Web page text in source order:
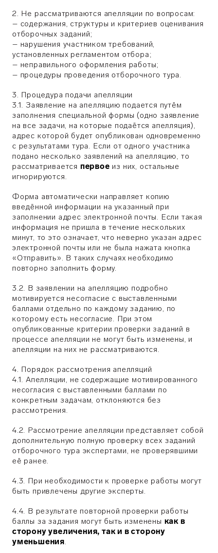
2. Не рассматриваются апелляции по вопросам:
– содержания, структуры и критериев оценивания
отборочных заданий;
– нарушения участником требований,
установленных регламентом отбора;
– неправильного оформления работы;
– процедуры проведения отборочного тура.
3. Процедура подачи апелляции
3.1. Заявление на апелляцию подается путём
заполнения специальной формы (одно заявление
на все задачи, на которые подаётся апелляция),
адрес которой будет опубликован одновременно
с результатами тура. Если от одного участника
подано несколько заявлений на апелляцию, то
рассматривается первое из них, остальные
игнорируются.
Форма автоматически направляет копию
введённой информации на указанный при
заполнении адрес электронной почты. Если такая
информация не пришла в течение нескольких
минут, то это означает, что неверно указан адрес
электронной почты или не была нажата кнопка
«Отправить». В таких случаях необходимо
повторно заполнить форму.
3.2. В заявлении на апелляцию подробно
мотивируется несогласие с выставленными
баллами отдельно по каждому заданию, по
которому есть несогласие. При этом
опубликованные критерии проверки заданий в
процессе апелляции не могут быть изменены, и
апелляции на них не рассматриваются.
4. Порядок рассмотрения апелляций
4.1. Апелляции, не содержащие мотивированного
несогласия с выставленными баллами по
конкретным задачам, отклоняются без
рассмотрения.
4.2. Рассмотрение апелляции представляет собой
дополнительную полную проверку всех заданий
отборочного тура экспертами, не проверявшими
её ранее.
4.3. При необходимости к проверке работы могут
быть привлечены другие эксперты.
4.4. В результате повторной проверки работы
баллы за задания могут быть изменены как в
сторону увеличения, так и в сторону
уменьшения.